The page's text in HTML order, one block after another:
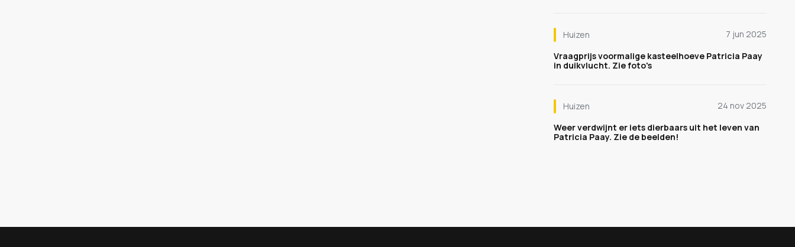
Huizen
7 jun 2025
Vraagprijs voormalige kasteelhoeve Patricia Paay
in duikvlucht. Zie foto's
Huizen
24 nov 2025
Weer verdwijnt er iets dierbaars uit het leven van
Patricia Paay. Zie de beelden!